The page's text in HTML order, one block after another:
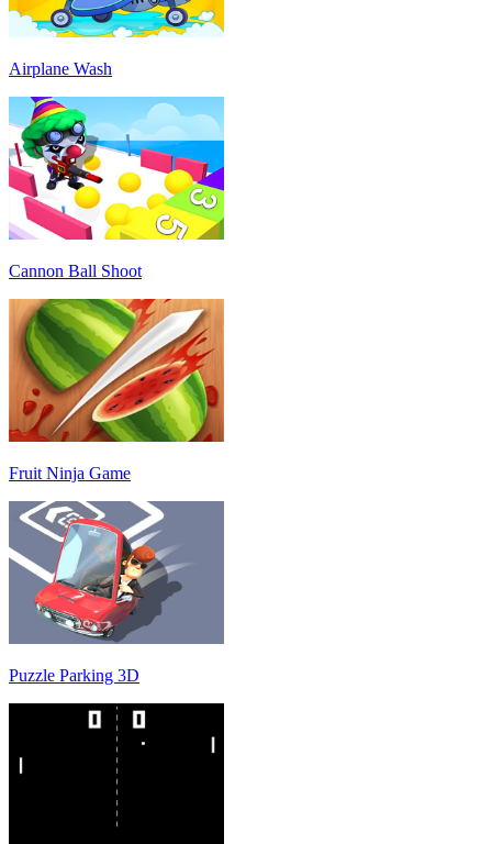
Airplane Wash
Cannon Ball Shoot
Fruit Ninja Game
Puzzle Parking 3D